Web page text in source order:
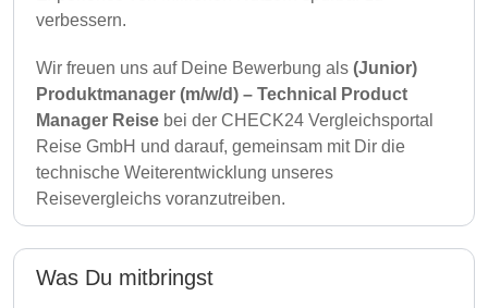
verbessern.
Wir freuen uns auf Deine Bewerbung als (Junior)
Produktmanager (m/w/d) – Technical Product
Manager Reise bei der CHECK24 Vergleichsportal
Reise GmbH und darauf, gemeinsam mit Dir die
technische Weiterentwicklung unseres
Reisevergleichs voranzutreiben.
Was Du mitbringst